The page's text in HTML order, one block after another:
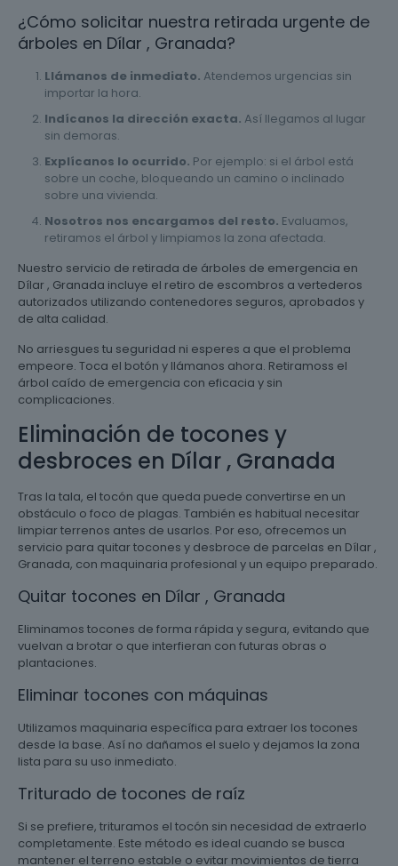
¿Cómo solicitar nuestra retirada urgente de
árboles en Dílar , Granada?
Llámanos de inmediato. Atendemos urgencias sin
importar la hora.
Indícanos la dirección exacta. Así llegamos al lugar
sin demoras.
Explícanos lo ocurrido. Por ejemplo: si el árbol está
sobre un coche, bloqueando un camino o inclinado
sobre una vivienda.
Nosotros nos encargamos del resto. Evaluamos,
retiramos el árbol y limpiamos la zona afectada.
Nuestro servicio de retirada de árboles de emergencia en
Dílar , Granada incluye el retiro de escombros a vertederos
autorizados utilizando contenedores seguros, aprobados y
de alta calidad.
No arriesgues tu seguridad ni esperes a que el problema
empeore. Toca el botón y llámanos ahora. Retiramoss el
árbol caído de emergencia con eficacia y sin
complicaciones.
Eliminación de tocones y
desbroces en Dílar , Granada
Tras la tala, el tocón que queda puede convertirse en un
obstáculo o foco de plagas. También es habitual necesitar
limpiar terrenos antes de usarlos. Por eso, ofrecemos un
servicio para quitar tocones y desbroce de parcelas en Dílar ,
Granada, con maquinaria profesional y un equipo preparado.
Quitar tocones en Dílar , Granada
Eliminamos tocones de forma rápida y segura, evitando que
vuelvan a brotar o que interfieran con futuras obras o
plantaciones.
Eliminar tocones con máquinas
Utilizamos maquinaria específica para extraer los tocones
desde la base. Así no dañamos el suelo y dejamos la zona
lista para su uso inmediato.
Triturado de tocones de raíz
Si se prefiere, trituramos el tocón sin necesidad de extraerlo
completamente. Este método es ideal cuando se busca
mantener el terreno estable o evitar movimientos de tierra